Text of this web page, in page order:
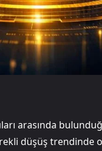
arasında
düşüş